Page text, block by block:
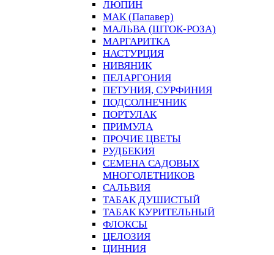
ЛЮПИН
МАК (Папавер)
МАЛЬВА (ШТОК-РОЗА)
МАРГАРИТКА
НАСТУРЦИЯ
НИВЯНИК
ПЕЛАРГОНИЯ
ПЕТУНИЯ, СУРФИНИЯ
ПОДСОЛНЕЧНИК
ПОРТУЛАК
ПРИМУЛА
ПРОЧИЕ ЦВЕТЫ
РУДБЕКИЯ
СЕМЕНА САДОВЫХ
МНОГОЛЕТНИКОВ
САЛЬВИЯ
ТАБАК ДУШИСТЫЙ
ТАБАК КУРИТЕЛЬНЫЙ
ФЛОКСЫ
ЦЕЛОЗИЯ
ЦИННИЯ